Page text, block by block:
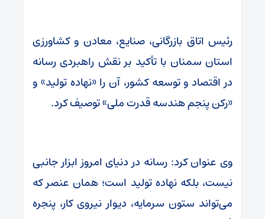
رئیس اتاق بازرگانی، صنایع، معادن و کشاورزی
استان سمنان با تأکید بر نقش راهبردی رسانه
در اقتصاد و توسعه کشور، آن را «نهاده تولید» و
«رکن پنجم هندسه قدرت ملی» توصیف کرد.
وی عنوان کرد: رسانه در دنیای امروز ابزار جانبی
نیست، بلکه نهاده تولید است؛ همان عنصر که
می‌تواند ستون سرمایه، دیوار نیروی کار، پنجره